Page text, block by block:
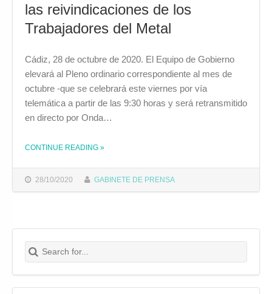
las reivindicaciones de los
Trabajadores del Metal
28/10/2020 GABINETE DE PRENSA
Cádiz, 28 de octubre de 2020. El Equipo de Gobierno
elevará al Pleno ordinario correspondiente al mes de
octubre -que se celebrará este viernes por vía
telemática a partir de las 9:30 horas y será retransmitido
en directo por Onda…
CONTINUE READING
THE "EL EQUIPO DE GOBIERNO ELEVARÁ AL PLENO UNA PROPUESTA EN APOYO A LAS REIVINDICACIONES DE LOS TRABAJADORES DEL METAL "
»
Search for:
Buscar